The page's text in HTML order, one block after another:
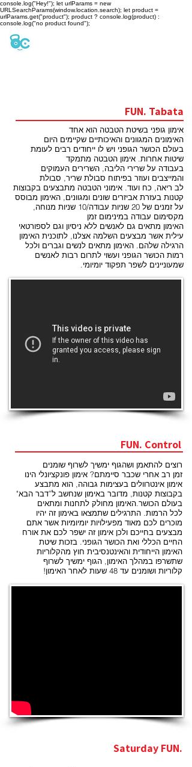
console.log("Hey!"); let urlParams = new
URLSearchParams(window.location.search); let product =
urlParams.get("product"); product ? console.log(product) :
console.log("no product found");
אימון גופני בשיטת הטבטה הוא אחד
האימונים המגוונים והאיכותיים שקיימים היום
בעולם הכושר הגופני ויש לו ייחודים רבים לעומת
שיטות אחרות. אימון הטבטה מתמקד
בעבודה על שרירי הליבה, השרירים העמוקים
והמייצבים ועוזר בפיתוח סבולת שריר, סבולת
לב ריאה, כח ועוד. אימוני הטבטה מתבצעים בקבוצות
קטנות בעזרת אביזרים שונים ומגוונים, האימון מבוסס
על זמנים של 20 שניות עבודה/10 שניות מנוחה,
מקסימום עבודה במינימום זמן
האימון מתאים גם לאנשים ללא ניסיון וגם לספורטאי
עילית אשר מבצעים השלמה אצלנו, לתוכנית האימון
הרגילה שלהם. האימון מתאים לנשים וגברים ולכל
רמות הכושר הגופני ועשוי לתרום רבות לאנשים
.שמעוניינים לשפר תפקוד יומיומי
רוצים להתאמן ושהגוף ימשיך לשרוף שומנים
זמן רב אחרי שכבר סיימתם? אימון פונקציונלי הינו
אימון אינטרוולים בעצימות גבוהה, הוא מתבצע
בקבוצות קטנות, מדובר באימון שנחשב ל”דבר הבא"
בעולם הכושר.האימון מחולק לתחנות ומתאים
לכל הרמות. התרגילים שתמצאו באימון זה יהיו
מוכרים לכם מאוד מפעילויות יומיומיות אשר אתם
מבצעים בחייכם ולכן אימון זה ישפר לכם את אורח
החיים הכללי ואת הכושר הגופני. בזכות שיטת
האימון הייחודית והאינטנסיבית חוץ מהקלוריות
שתשרפו במהלך האימון, הגוף ימשיך לשרוף
קלוריות ושומנים עד 48 שעות לאחר האימון!
FUN. Tabata
FUN. Control
Saturday FUN.